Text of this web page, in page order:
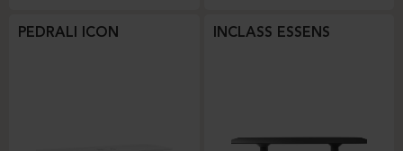
PEDRALI ICON INCLASS ESSENS